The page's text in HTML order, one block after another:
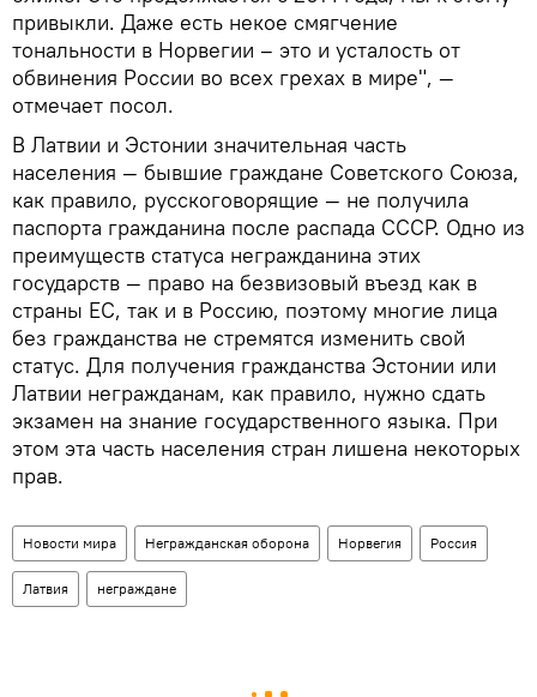
привыкли. Даже есть некое смягчение
тональности в Норвегии – это и усталость от
обвинения России во всех грехах в мире", —
отмечает посол.
В Латвии и Эстонии значительная часть
населения — бывшие граждане Советского Союза,
как правило, русскоговорящие — не получила
паспорта гражданина после распада СССР. Одно из
преимуществ статуса негражданина этих
государств — право на безвизовый въезд как в
страны ЕС, так и в Россию, поэтому многие лица
без гражданства не стремятся изменить свой
статус. Для получения гражданства Эстонии или
Латвии негражданам, как правило, нужно сдать
экзамен на знание государственного языка. При
этом эта часть населения стран лишена некоторых
прав.
Новости мира Негражданская оборона Норвегия Россия
Латвия неграждане